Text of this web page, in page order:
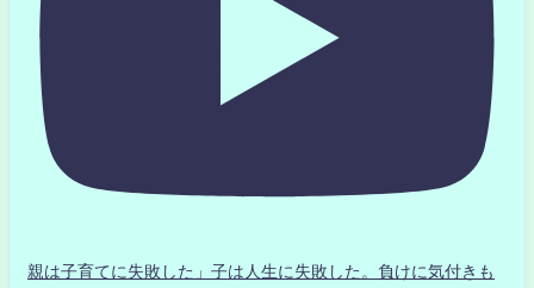
親は子育てに失敗した」子は人生に失敗した。負けに気付きも